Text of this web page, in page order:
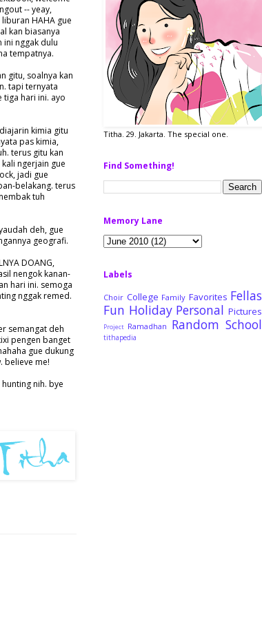
-- yeay,
HAHA gue
kan biasanya
ini nggak dulu
tempatnya.
gitu, soalnya kan
tapi ternyata
tiga hari ini. ayo
kimia gitu
pas kimia,
terus gitu kan
ngerjain gue
jadi gue
belakang. terus
tuh
deh, gue
geografi.
DOANG,
nengok kanan-
hari ini. semoga
nggak remed.
semangat deh
pengen banget
gue dukung
believe me!
nih. bye
Titha. 29. Jakarta. The special one.
Find Something!
Memory Lane
Labels
Choir College Family Favorites Fellas
Fun Holiday Personal Pictures
Project Ramadhan Random School
tithapedia